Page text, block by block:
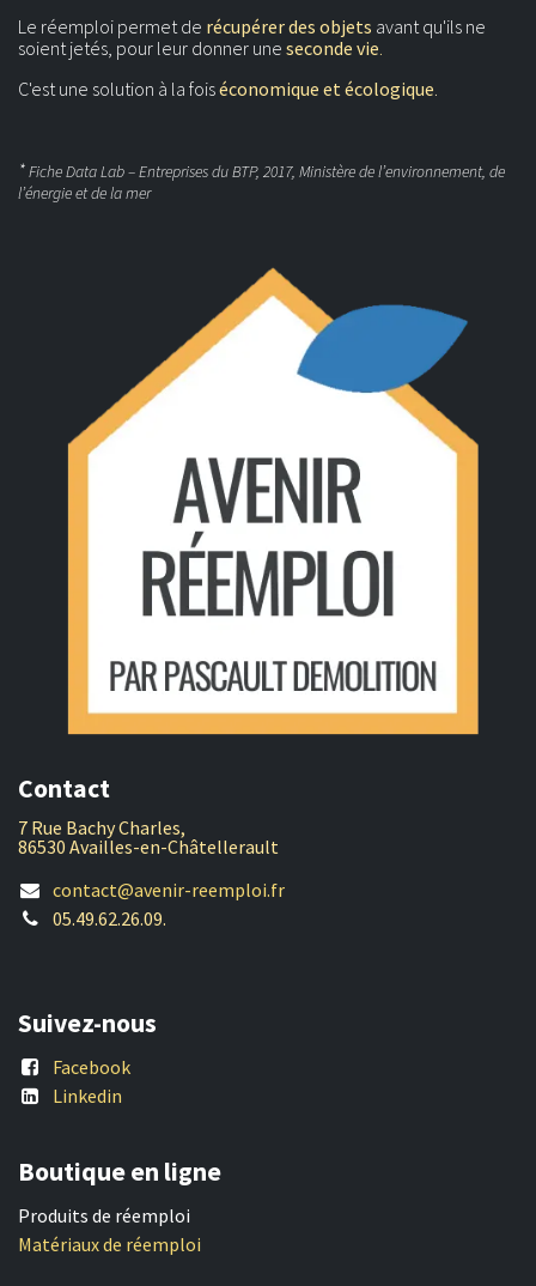
Le réemploi permet de récupérer des objets avant qu'ils ne
soient jetés, pour leur donner une seconde vie.
C'est une solution à la foiséconomique et écologique.
*Fiche Data Lab – Entreprises du BTP, 2017, Ministère de l’environnement, de
l’énergie et de la mer
Contact
7 Rue Bachy Charles,
86530 Availles-en-Châtellerault
contact@avenir-reemploi.fr
05.49.62.26.09.
Suivez-nous
Facebook
Linkedin
Boutique en ligne
Produits de réemploi
Matériaux de réemploi